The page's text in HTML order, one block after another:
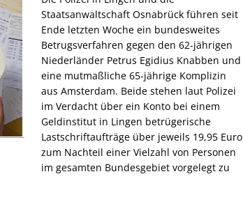
Staatsanwaltschaft Osnabrück führen seit
Ende letzten Woche ein bundesweites
Betrugsverfahren gegen den 62-jährigen
Niederländer Petrus Egidius Knabben und
eine mutmaßliche 65-jährige Komplizin
aus Amsterdam. Beide stehen laut Polizei
im Verdacht über ein Konto bei einem
Geldinstitut in Lingen betrügerische
Lastschriftaufträge über jeweils 19,95 Euro
zum Nachteil einer Vielzahl von Personen
im gesamten Bundesgebiet vorgelegt zu